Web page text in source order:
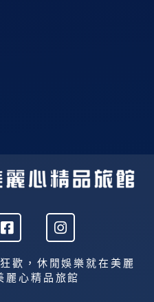
F
a
c
e
b
I
n
s
t
a
歡，休閒娛樂就在美麗
麗心精品旅館